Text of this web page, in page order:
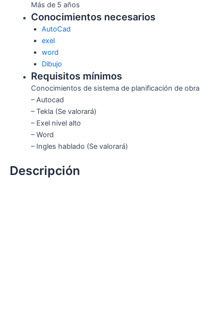
Más de 5 años
Conocimientos necesarios
AutoCad
exel
word
Dibujo
Requisitos mínimos
Conocimientos de sistema de planificación de obra
– Autocad
– Tekla (Se valorará)
– Exel nivel alto
– Word
– Ingles hablado (Se valorará)
Descripción